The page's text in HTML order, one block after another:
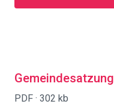
Gemeindesatzung
PDF · 302 kb